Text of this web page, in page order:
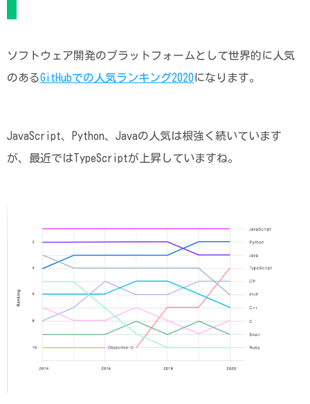
ソフトウェア開発のプラットフォームとして世界的に人気
のあるGitHubでの人気ランキング2020になります。
JavaScript、Python、Javaの人気は根強く続いています
が、最近ではTypeScriptが上昇していますね。